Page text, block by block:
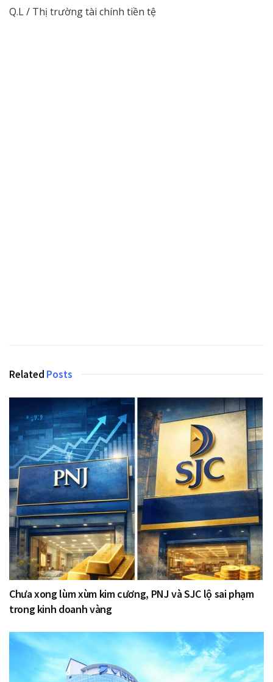
Q.L / Thị trường tài chính tiền tệ
Related Posts
Chưa xong lùm xùm kim cương, PNJ và SJC lộ sai phạm
trong kinh doanh vàng